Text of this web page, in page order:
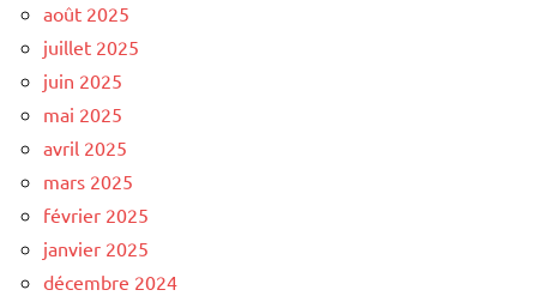
août 2025
juillet 2025
juin 2025
mai 2025
avril 2025
mars 2025
février 2025
janvier 2025
décembre 2024